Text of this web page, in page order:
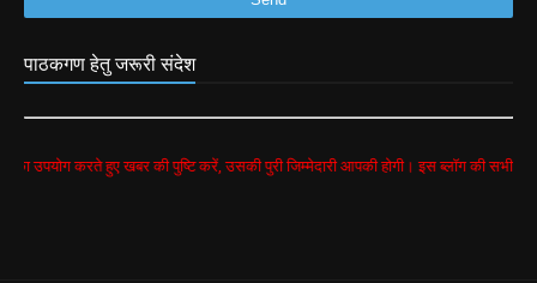
पाठकगण हेतु जरूरी संदेश
हुए खबर की पुष्टि करें, उसकी पुरी जिम्मेदारी आपकी होगी। इस ब्लॉग की सभी खबरें